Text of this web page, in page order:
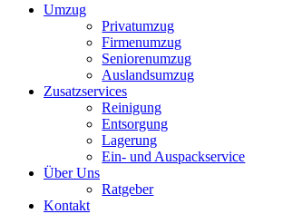
Umzug
Privatumzug
Firmenumzug
Seniorenumzug
Auslandsumzug
Zusatzservices
Reinigung
Entsorgung
Lagerung
Ein- und Auspackservice
Über Uns
Ratgeber
Kontakt